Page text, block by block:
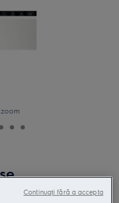
45 cm
Continuați fără a accepta